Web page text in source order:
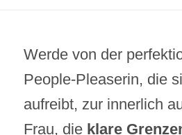
Werde von der
People-Pleaserin, die
aufreibt, zur innerlich
Frau, die klare